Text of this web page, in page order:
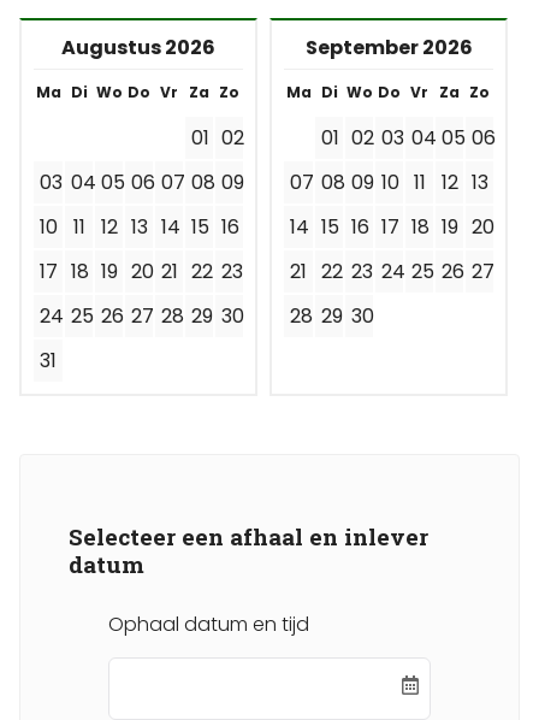
Augustus 2026
Ma Di Wo Do Vr Za Zo
01 02
03 04 05 06 07 08 09
10 11 12 13 14 15 16
17 18 19 20 21 22 23
24 25 26 27 28 29 30
31
September 2026
Ma Di Wo Do Vr Za Zo
01 02 03 04 05 06
07 08 09 10 11 12 13
14 15 16 17 18 19 20
21 22 23 24 25 26 27
28 29 30
Selecteer een afhaal en inlever
datum
Ophaal datum en tijd